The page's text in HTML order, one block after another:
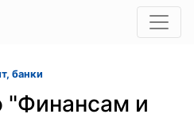
банки
"Финансам и